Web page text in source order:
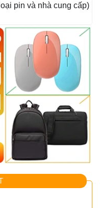
pin và nhà cung cấp)